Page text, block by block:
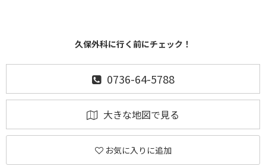
久保外科に行く前にチェック！
0736-64-5788
大きな地図で見る
お気に入りに追加